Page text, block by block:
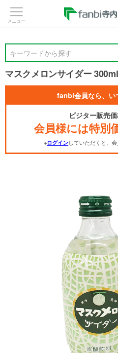
キーワードから探す
マスクメロンサイダー 300ml
fanbi会員なら、い
ビジター販売
会員様には特別
※ログインしていただくと、